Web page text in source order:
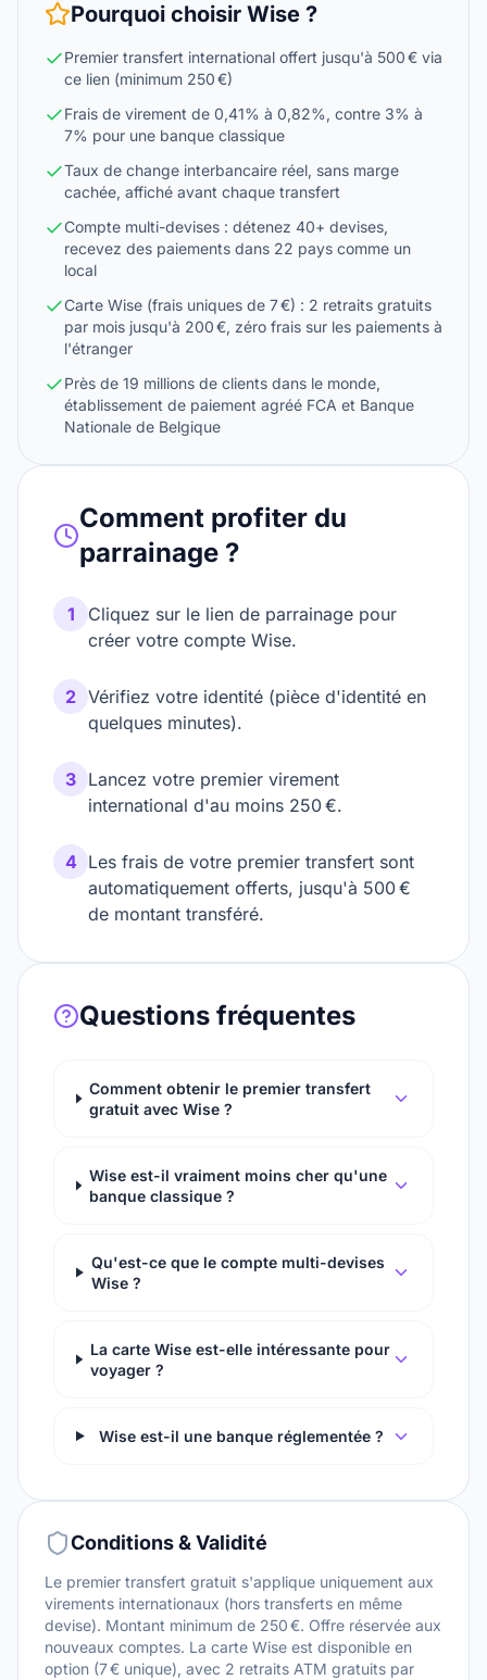
Comment profiter du
parrainage ?
1
Cliquez sur le lien de parrainage pour
créer votre compte Wise.
2 Vérifiez votre identité (pièce d'identité en
quelques minutes).
3 Lancez votre premier virement
international d'au moins 250 €.
4 Les frais de votre premier transfert sont
automatiquement offerts, jusqu'à 500 €
de montant transféré.
Questions fréquentes
Comment obtenir le premier transfert
gratuit avec Wise ?
Wise est-il vraiment moins cher qu'une
banque classique ?
Qu'est-ce que le compte multi-devises
Wise ?
La carte Wise est-elle intéressante pour
voyager ?
Wise est-il une banque réglementée ?
Pourquoi choisir Wise ?
Premier transfert international offert jusqu'à 500 € via
ce lien (minimum 250 €)
Frais de virement de 0,41% à 0,82%, contre 3% à
7% pour une banque classique
Taux de change interbancaire réel, sans marge
cachée, affiché avant chaque transfert
Compte multi-devises : détenez 40+ devises,
recevez des paiements dans 22 pays comme un
local
Carte Wise (frais uniques de 7 €) : 2 retraits gratuits
par mois jusqu'à 200 €, zéro frais sur les paiements à
l'étranger
Près de 19 millions de clients dans le monde,
établissement de paiement agréé FCA et Banque
Nationale de Belgique
Conditions & Validité
Le premier transfert gratuit s'applique uniquement aux
virements internationaux (hors transferts en même
devise). Montant minimum de 250 €. Offre réservée aux
nouveaux comptes. La carte Wise est disponible en
option (7 € unique), avec 2 retraits ATM gratuits par